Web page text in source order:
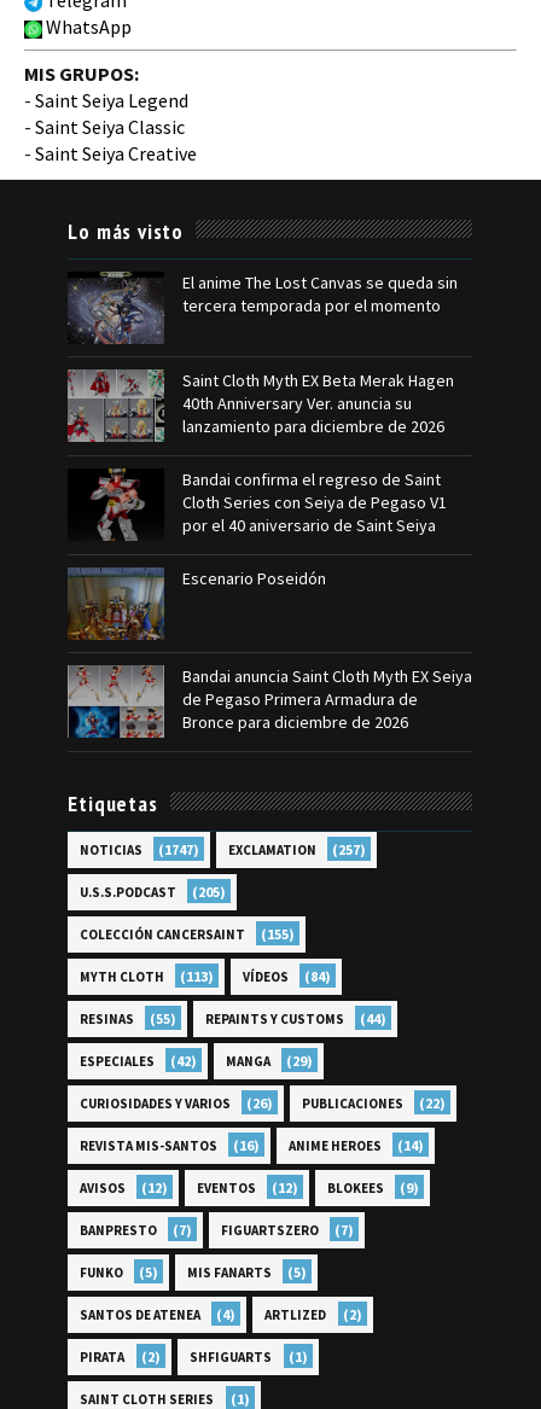
WhatsApp
MIS GRUPOS:
- Saint Seiya Legend
- Saint Seiya Classic
- Saint Seiya Creative
Lo más visto
El anime The Lost Canvas se queda sin
tercera temporada por el momento
Saint Cloth Myth EX Beta Merak Hagen
40th Anniversary Ver. anuncia su
lanzamiento para diciembre de 2026
Bandai confirma el regreso de Saint
Cloth Series con Seiya de Pegaso V1
por el 40 aniversario de Saint Seiya
Escenario Poseidón
Bandai anuncia Saint Cloth Myth EX Seiya
de Pegaso Primera Armadura de
Bronce para diciembre de 2026
Etiquetas
NOTICIAS (1747) EXCLAMATION (257)
U.S.S.PODCAST (205)
COLECCIÓN CANCERSAINT (155)
MYTH CLOTH (113) VÍDEOS (84)
RESINAS (55) REPAINTS Y CUSTOMS (44)
ESPECIALES (42) MANGA (29)
CURIOSIDADES Y VARIOS (26) PUBLICACIONES (22)
REVISTA MIS-SANTOS (16) ANIME HEROES (14)
AVISOS (12) EVENTOS (12) BLOKEES (9)
BANPRESTO (7) FIGUARTSZERO (7)
FUNKO (5) MIS FANARTS (5)
SANTOS DE ATENEA (4) ARTLIZED (2)
PIRATA (2) SHFIGUARTS (1)
SAINT CLOTH SERIES (1)